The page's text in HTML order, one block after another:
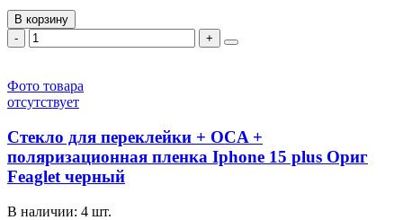
В корзину
-
+
Фото товара
отсутствует
Стекло для переклейки + OCA +
поляризационная пленка Iphone 15 plus Ориг
Feaglet черный
В наличии: 4 шт.